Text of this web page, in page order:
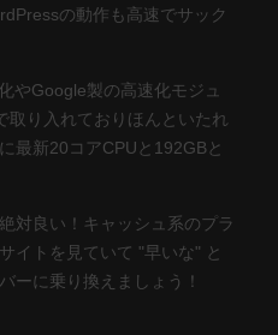
の動作も高速でサック
やGoogle製の高速化モジュ
り入れておりほんといたれ
最新20コアCPUと192GBと
対良い！キャッシュ系のプラ
イトを見ていて "早いな" と
ーに乗り換えましょう！